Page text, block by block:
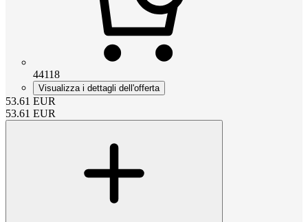
44118
Visualizza i dettagli dell'offerta
53.61 EUR
53.61 EUR